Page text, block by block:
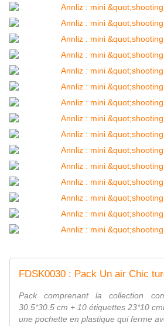
Pack comprenant la collection
30.5*30.5 cm + 10 étiquettes 23*10
une pochette en plastique qui ferme